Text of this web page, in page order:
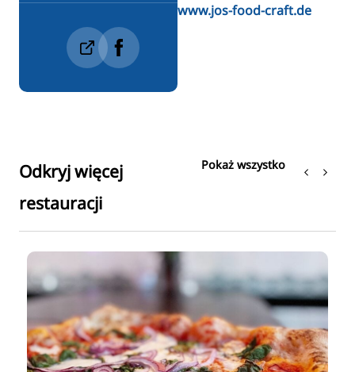
www.jos-food-craft.de
Odkryj więcej
restauracji
Pokaż wszystko